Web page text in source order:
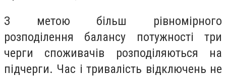
З метою більш рівномірного
розподілення балансу потужності три
черги споживачів розподіляються на
підчерги. Час і тривалість відключень не